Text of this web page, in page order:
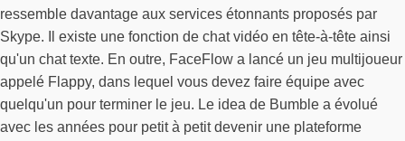
ressemble davantage aux services étonnants proposés par
Skype. Il existe une fonction de chat vidéo en tête-à-tête ainsi
qu'un chat texte. En outre, FaceFlow a lancé un jeu multijoueur
appelé Flappy, dans lequel vous devez faire équipe avec
quelqu'un pour terminer le jeu. Le idea de Bumble a évolué
avec les années pour petit à petit devenir une plateforme